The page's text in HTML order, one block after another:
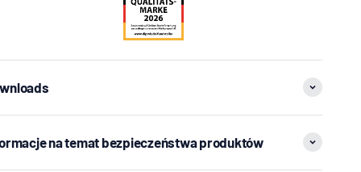
na temat bezpieczeństwa produktów